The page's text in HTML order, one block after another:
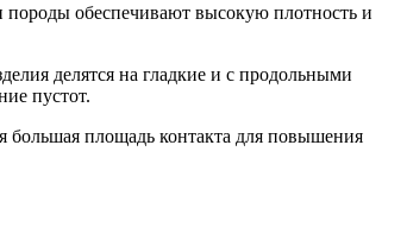
породы обеспечивают высокую плотность и
делятся на гладкие и с продольными
пустот.
большая площадь контакта для повышения